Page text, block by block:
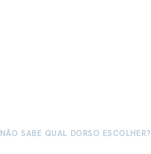
NÃO SABE QUAL DORSO ESCOLHER?